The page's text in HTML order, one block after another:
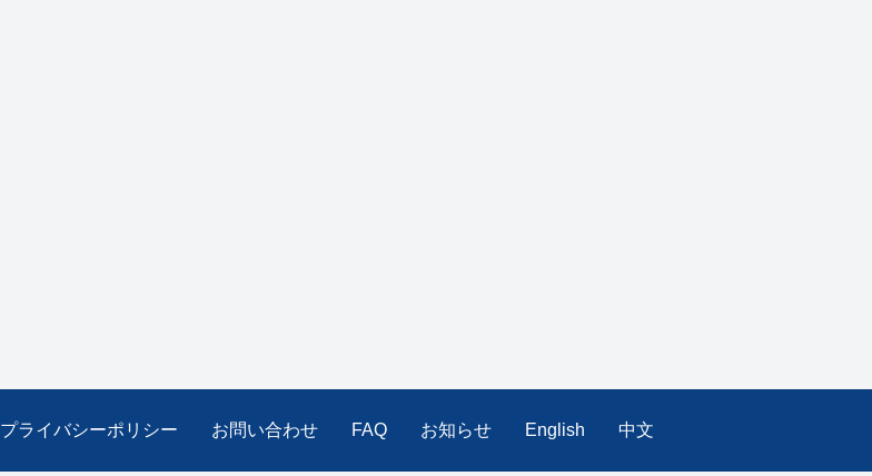
プライバシーポリシー お問い合わせ FAQ お知らせ English 中文